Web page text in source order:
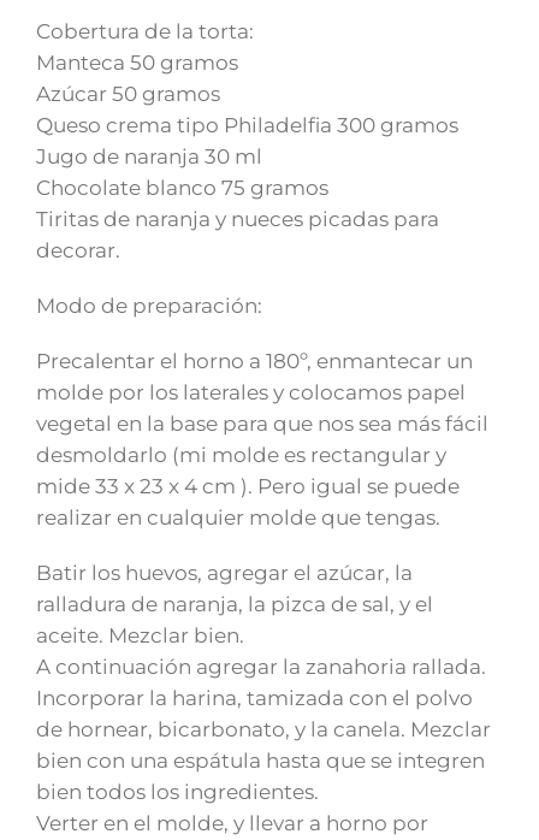
Cobertura de la torta:
Manteca 50 gramos
Azúcar 50 gramos
Queso crema tipo Philadelfia 300 gramos
Jugo de naranja 30 ml
Chocolate blanco 75 gramos
Tiritas de naranja y nueces picadas para
decorar.
Modo de preparación:
Precalentar el horno a 180º, enmantecar un
molde por los laterales y colocamos papel
vegetal en la base para que nos sea más fácil
desmoldarlo (mi molde es rectangular y
mide 33 x 23 x 4 cm ). Pero igual se puede
realizar en cualquier molde que tengas.
Batir los huevos, agregar el azúcar, la
ralladura de naranja, la pizca de sal, y el
aceite. Mezclar bien.
A continuación agregar la zanahoria rallada.
Incorporar la harina, tamizada con el polvo
de hornear, bicarbonato, y la canela. Mezclar
bien con una espátula hasta que se integren
bien todos los ingredientes.
Verter en el molde, y llevar a horno por